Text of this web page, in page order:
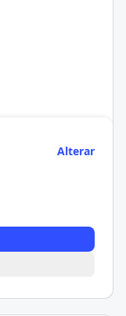
Alterar